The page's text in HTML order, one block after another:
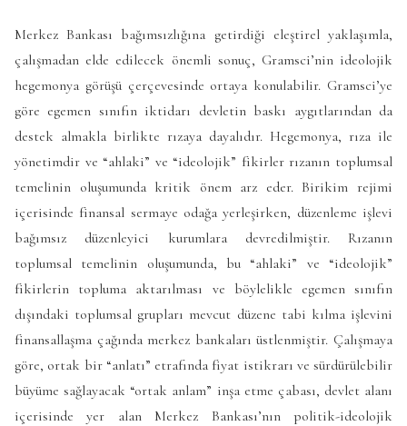
Merkez Bankası bağımsızlığına getirdiği eleştirel yaklaşımla,
çalışmadan elde edilecek önemli sonuç, Gramsci’nin ideolojik
hegemonya görüşü çerçevesinde ortaya konulabilir. Gramsci’ye
göre egemen sınıfın iktidarı devletin baskı aygıtlarından da
destek almakla birlikte rızaya dayalıdır. Hegemonya, rıza ile
yönetimdir ve “ahlaki” ve “ideolojik” fikirler rızanın toplumsal
temelinin oluşumunda kritik önem arz eder. Birikim rejimi
içerisinde finansal sermaye odağa yerleşirken, düzenleme işlevi
bağımsız düzenleyici kurumlara devredilmiştir. Rızanın
toplumsal temelinin oluşumunda, bu “ahlaki” ve “ideolojik”
fikirlerin topluma aktarılması ve böylelikle egemen sınıfın
dışındaki toplumsal grupları mevcut düzene tabi kılma işlevini
finansallaşma çağında merkez bankaları üstlenmiştir. Çalışmaya
göre, ortak bir “anlatı” etrafında fiyat istikrarı ve sürdürülebilir
büyüme sağlayacak “ortak anlam” inşa etme çabası, devlet alanı
içerisinde yer alan Merkez Bankası’nın politik-ideolojik